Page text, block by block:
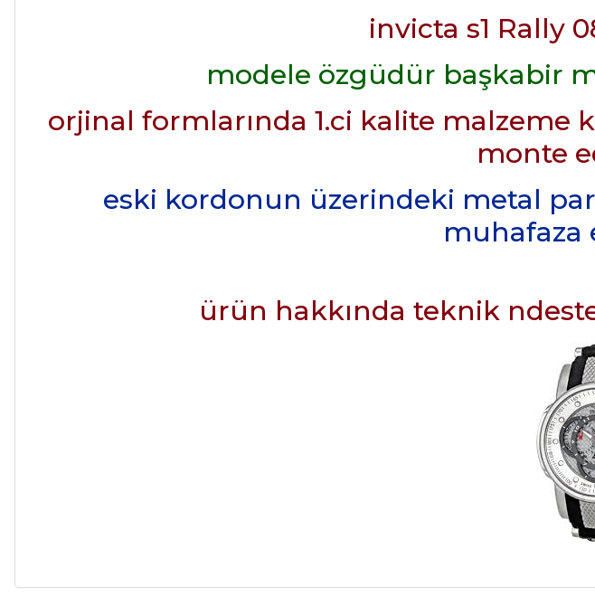
invicta s1 Rally
modele özgüdür başkabir
orjinal formlarında 1.ci kalite malzeme
monte
eski kordonun üzerindeki metal
muhafaza
ürün hakkında teknik